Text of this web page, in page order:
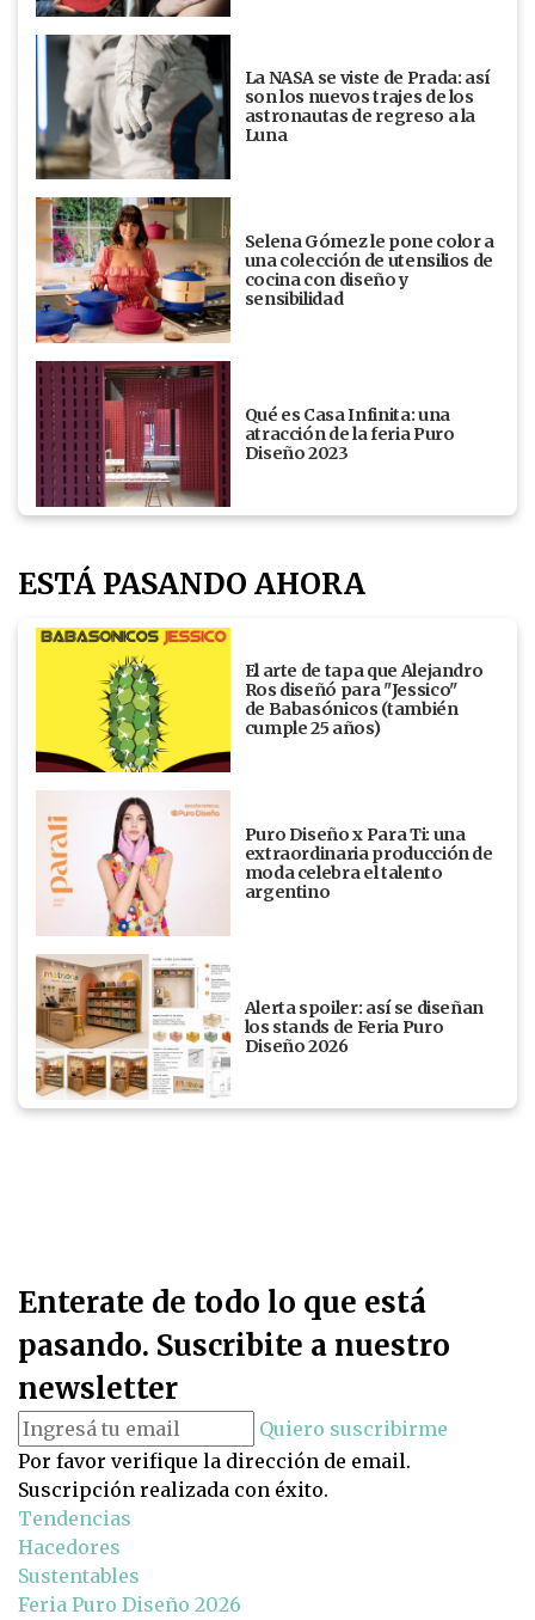
La NASA se viste de Prada: así
son los nuevos trajes de los
astronautas de regreso a la
Luna
Selena Gómez le pone color a
una colección de utensilios de
cocina con diseño y
sensibilidad
Qué es Casa Infinita: una
atracción de la feria Puro
Diseño 2023
ESTÁ PASANDO AHORA
El arte de tapa que Alejandro
Ros diseñó para "Jessico"
de Babasónicos (también
cumple 25 años)
Puro Diseño x Para Ti: una
extraordinaria producción de
moda celebra el talento
argentino
Alerta spoiler: así se diseñan
los stands de Feria Puro
Diseño 2026
Enterate de todo lo que está
pasando. Suscribite a nuestro
newsletter
Quiero suscribirme
Por favor verifique la dirección de email.
Suscripción realizada con éxito.
Tendencias
Hacedores
Sustentables
Feria Puro Diseño 2026